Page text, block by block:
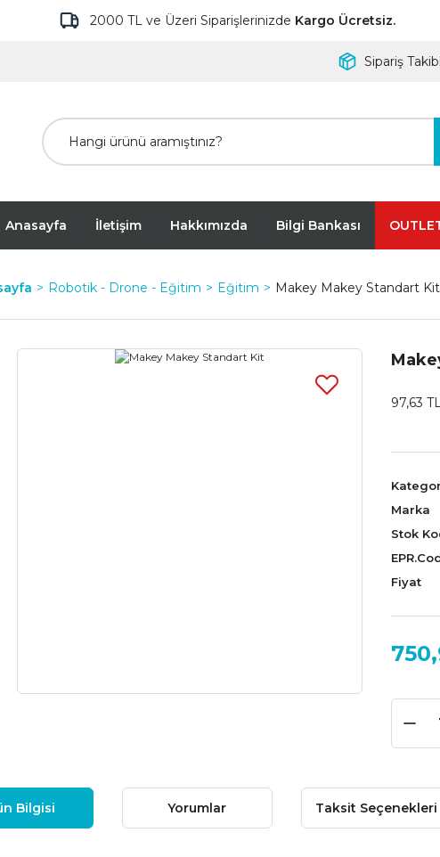
2000 TL ve Üzeri Siparişlerinizde Kargo Ücretsiz.
Sipariş Takibi
Anasayfa İletişim Hakkımızda Bilgi Bankası
Robotik - Drone - Eğitim Eğitim Makey Makey Standart Kit
97,63
Marka
Stok
Fiyat
Bilgisi Yorumlar Taksit Seçenekleri